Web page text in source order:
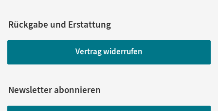
Rückgabe und Erstattung
Vertrag widerrufen
Newsletter abonnieren